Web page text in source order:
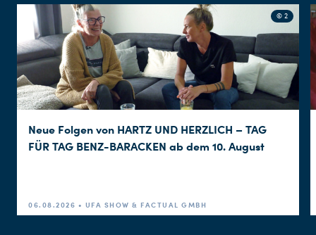
© 2
Neue Folgen von HARTZ UND HERZLICH – TAG
FÜR TAG BENZ-BARACKEN ab dem 10. August
06.08.2026 • UFA SHOW & FACTUAL GMBH